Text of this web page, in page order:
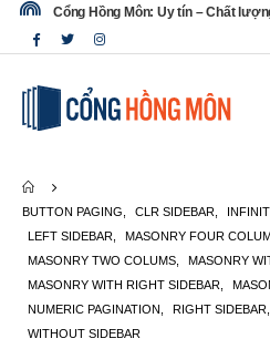
Cổng Hồng Môn: Uy tín – Chất
BUTTON PAGING CLR SIDEBAR
LEFT SIDEBAR
MASONRY FOUR
MASONRY TWO COLUMS
MASONRY
MASONRY WITH RIGHT SIDEBAR
NUMERIC PAGINATION
RIGHT SIDEBAR
WITHOUT SIDEBAR